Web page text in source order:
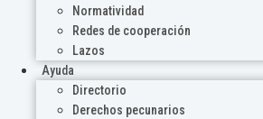
Normatividad
Redes de cooperación
Lazos
Ayuda
Directorio
Derechos pecunarios